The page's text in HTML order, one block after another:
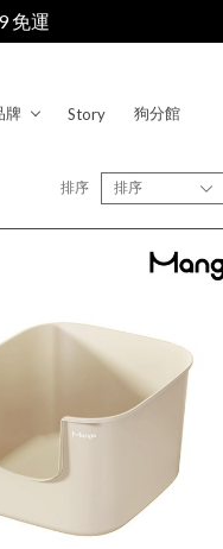
免運
牌 Story 狗分館
排序 排序